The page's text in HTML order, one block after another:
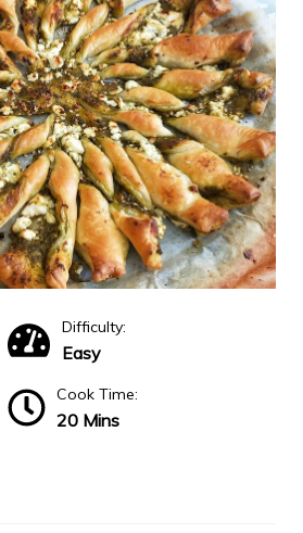
Difficulty:
Easy
Cook Time:
20 Mins